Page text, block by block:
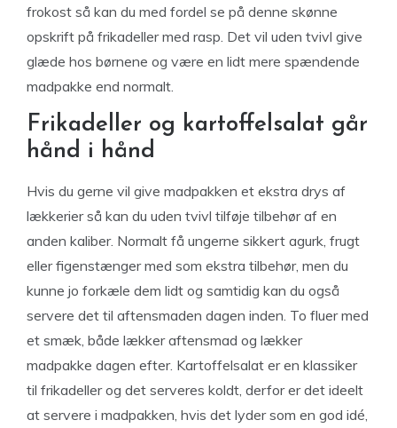
frokost så kan du med fordel se på denne skønne
opskrift på frikadeller med rasp. Det vil uden tvivl give
glæde hos børnene og være en lidt mere spændende
madpakke end normalt.
Frikadeller og kartoffelsalat går
hånd i hånd
Hvis du gerne vil give madpakken et ekstra drys af
lækkerier så kan du uden tvivl tilføje tilbehør af en
anden kaliber. Normalt få ungerne sikkert agurk, frugt
eller figenstænger med som ekstra tilbehør, men du
kunne jo forkæle dem lidt og samtidig kan du også
servere det til aftensmaden dagen inden. To fluer med
et smæk, både lækker aftensmad og lækker
madpakke dagen efter. Kartoffelsalat er en klassiker
til frikadeller og det serveres koldt, derfor er det ideelt
at servere i madpakken, hvis det lyder som en god idé,